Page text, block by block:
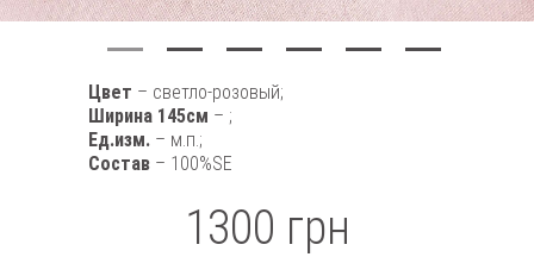
Цвет – светло-розовый;
Ширина 145см – ;
Ед.изм. – м.п.;
Состав – 100%SE
1300 грн